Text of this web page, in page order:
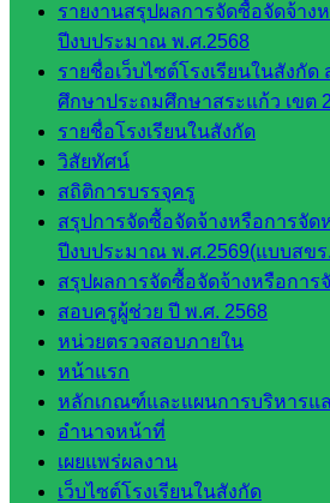
รายงานสรุปผลการจัดซื้อจัดจ้าง
ปีงบประมาณ พ.ศ.2568
รายชื่อเว็บไซต์โรงเรียนในสังกั
ศึกษาประถมศึกษาสระแก้ว เขต 2
รายชื่อโรงเรียนในสังกัด
วิสัยทัศน์
สถิติการบรรจุครู
สรุปการจัดซื้อจัดจ้างหรือการจัด
ปีงบประมาณ พ.ศ.2569(แบบสขร
สรุปผลการจัดซื้อจัดจ้างหรือการ
สอบครูผู้ช่วย ปี พ.ศ. 2568
หน่วยตรวจสอบภายใน
หน้าแรก
หลักเกณฑ์และแผนการบริหาร
อำนาจหน้าที่
เผยแพร่ผลงาน
เว็บไซต์โรงเรียนในสังกัด
กลุ่
มอำนวย
กลุ่ม
บริหาร
งานงาน
เงินและ
สินทรัพย์
กลุ่มน
โยบาย
และแผน
กลุ่มส่ง
เสริมการ
ศึกษา